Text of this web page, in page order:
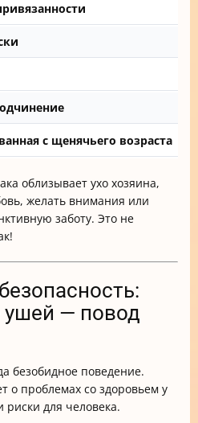
с щенячьего возраста
облизывает ухо хозяина,
желать внимания или
заботу. Это не
ушей — повод
безобидное поведение.
о проблемах со здоровьем у
для человека.